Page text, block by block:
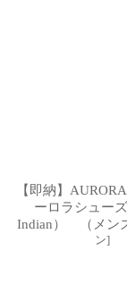
【即納】
ーロラシュー
Indian） （メン
ン]